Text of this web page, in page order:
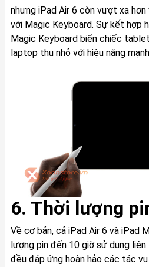
nhưng iPad Air 6 còn vượt xa
với Magic Keyboard. Sự kết hợp
Magic Keyboard biến chiếc
laptop thu nhỏ với hiệu năng
6. Thời lượng
Về cơ bản, cả iPad Air 6 và iPad
lượng pin đến 10 giờ sử dụng
đều đáp ứng hoàn hảo các tác